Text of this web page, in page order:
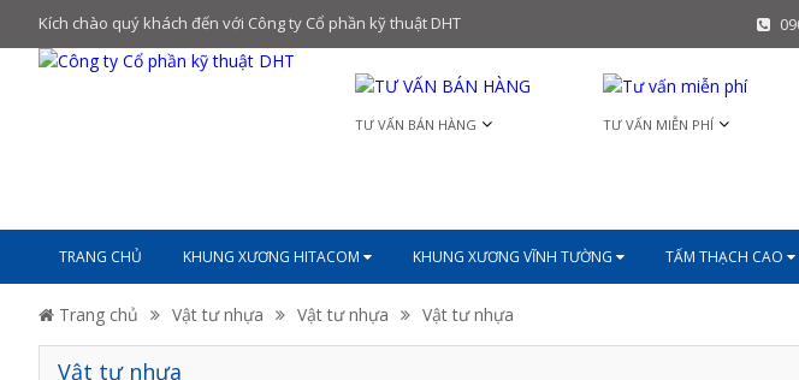
Kích chào quý khách đến với Công ty Cổ phần kỹ thuật DHT
TƯ VẤN BÁN HÀNG TƯ VẤN MIỄN PHÍ
TRANG CHỦ KHUNG XƯƠNG HITACOM KHUNG XƯƠNG VĨNH TƯỜNG TẤM THẠCH CAO
Trang chủ Vật tư nhựa Vật tư nhựa Vật tư nhựa
Vật tư nhựa